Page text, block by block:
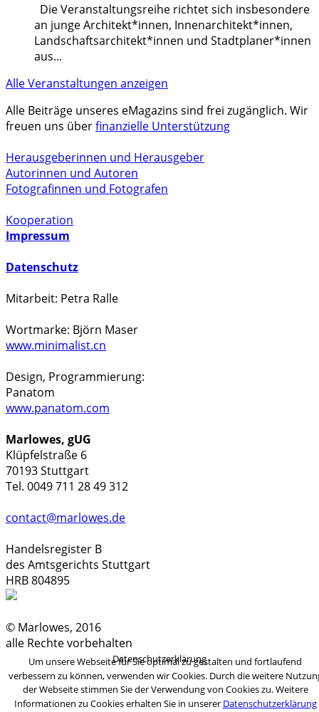
Die Veranstaltungsreihe richtet sich insbesondere
an junge Architekt*innen, Innenarchitekt*innen,
Landschaftsarchitekt*innen und Stadtplaner*innen
aus...
Alle Veranstaltungen anzeigen
Alle Beiträge unseres eMagazins sind frei zugänglich. Wir
freuen uns überfinanzielle Unterstützung
Herausgeberinnen und Herausgeber
Autorinnen und Autoren
Fotografinnen und Fotografen
Kooperation
Impressum
Datenschutz
Mitarbeit: Petra Ralle
Wortmarke: Björn Maser
www.minimalist.cn
Design, Programmierung:
Panatom
www.panatom.com
Marlowes, gUG
Klüpfelstraße 6
70193 Stuttgart
Tel. 0049 711 28 49 312
contact@marlowes.de
Handelsregister B
des Amtsgerichts Stuttgart
HRB 804895
© Marlowes, 2016
alle Rechte vorbehalten
Um unsere Webseite für Sie optimal zu gestalten und fortlaufend
verbessern zu können, verwenden wir Cookies. Durch die weitere
der Webseite stimmen Sie der Verwendung von Cookies zu. Weitere
Informationen zu Cookies erhalten Sie in unserer Datenschutzerklärung
Datenschutzerklärung